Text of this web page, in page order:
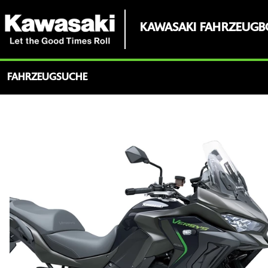
KAWASAKI
FAHRZEUGSUCHE